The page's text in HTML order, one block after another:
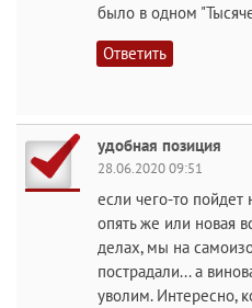
было в одном
Ответить
удобная позиция
28.06.2020 09:51
если чего-то пойдет
опять же или новая
делах, мы на
пострадали... а
уволим. Интересно,